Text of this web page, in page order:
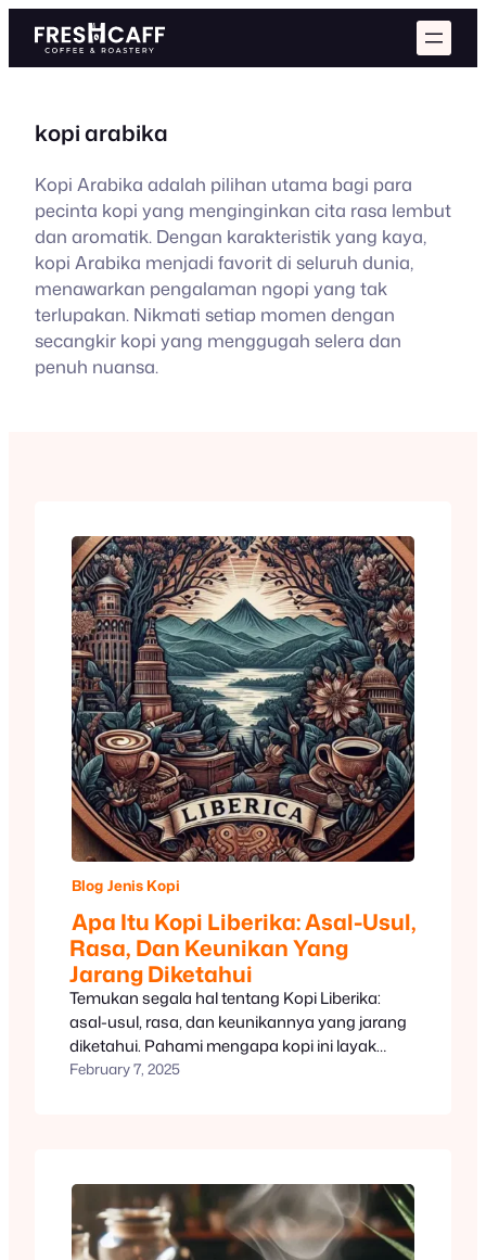
Skip
content
kopi arabika
Kopi Arabika adalah pilihan utama bagi para
pecinta kopi yang menginginkan cita rasa lembut
dan aromatik. Dengan karakteristik yang kaya,
kopi Arabika menjadi favorit di seluruh dunia,
menawarkan pengalaman ngopi yang tak
terlupakan. Nikmati setiap momen dengan
secangkir kopi yang menggugah selera dan
penuh nuansa.
Blog Jenis Kopi
Apa Itu Kopi Liberika: Asal-Usul,
Rasa, Dan Keunikan Yang
Jarang Diketahui
Temukan segala hal tentang Kopi Liberika:
asal-usul, rasa, dan keunikannya yang jarang
diketahui. Pahami mengapa kopi ini layak
untuk dicoba.
February 7, 2025